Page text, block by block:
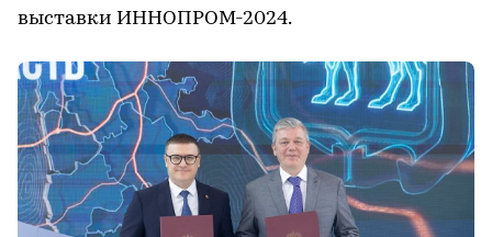
выставки ИННОПРОМ-2024.